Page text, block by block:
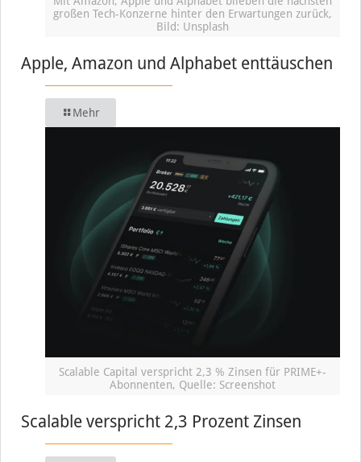
großen Tech-Konzerne hinter den Erwartungen zurück,
Bild: Unsplash
Apple, Amazon und Alphabet enttäuschen
Mehr
Scalable Capital verspricht 2,3 % Zinsen für PRIME+-
Abonnenten, Quelle: Screenshot
Scalable verspricht 2,3 Prozent Zinsen